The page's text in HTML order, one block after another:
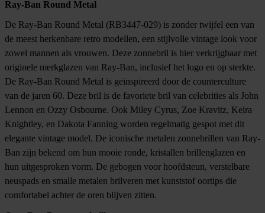
Ray-Ban Round Metal
De Ray-Ban Round Metal (RB3447-029) is zonder twijfel een van
de meest herkenbare retro modellen, een stijlvolle vintage look voor
zowel mannen als vrouwen. Deze zonnebril is hier verkrijgbaar met
originele merkglazen van Ray-Ban, inclusief het logo en op sterkte.
De Ray-Ban Round Metal is geïnspireerd door de counterculture
van de jaren 60. Deze bril is de favoriete bril van celebrities als John
Lennon en Ozzy Osbourne. Ook Miley Cyrus, Zoe Kravitz, Keira
Knightley, en Dakota Fanning worden regelmatig gespot met dit
elegante vintage model. De iconische metalen zonnebrillen van Ray-
Ban zijn bekend om hun mooie ronde, kristallen brillenglazen en
hun uitgesproken vorm. De gebogen voor hoofdsteun, verstelbare
neuspads en smalle metalen brilveren met kunststof oortips die
comfortabel achter de oren blijven zitten.